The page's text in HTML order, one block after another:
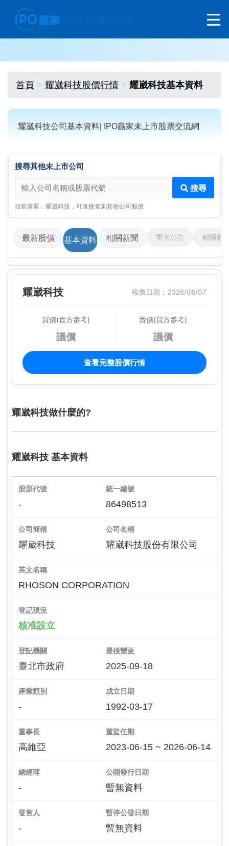
首頁 耀崴科技股價行情 耀崴科技基本資料
耀崴科技公司基本資料| IPO贏家未上市股票交流網
搜尋其他未上市公司
搜尋其他未上市公司
搜尋
目前查看：耀崴科技，可直接查詢其他公司股價
最新股價 基本資料 相關新聞 重大公告 相關影
耀崴科技 報價日期：2026/08/07
買價(賣方參考)
議價
賣價(買方參考)
議價
查看完整股價行情
耀崴科技做什麼的?
耀崴科技 基本資料
股票代號
-
統一編號
86498513
公司簡稱
耀崴科技
公司名稱
耀崴科技股份有限公司
英文名稱
RHOSON CORPORATION
登記現況
核准設立
登記機關
臺北市政府
最後變更
2025-09-18
產業類別
-
成立日期
1992-03-17
董事長
高維亞
董監任期
2023-06-15 ~ 2026-06-14
總經理
-
公開發行日期
暫無資料
發言人
-
暫停公發日期
暫無資料